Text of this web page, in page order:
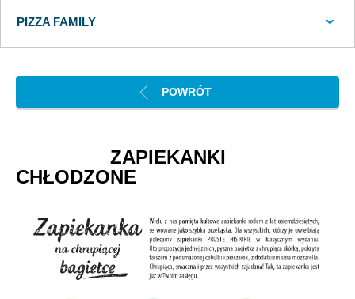
PIZZA FAMILY
POWRÓT
ZAPIEKANKI
CHŁODZONE